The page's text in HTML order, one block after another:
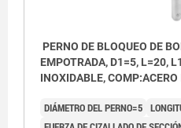
PERNO DE BLOQUEO DE
EMPOTRADA, D1=5, L=20,
INOXIDABLE,
DIÁMETRO DEL PERNO=5